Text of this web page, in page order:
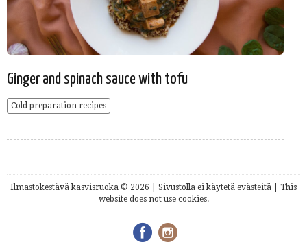
Ginger and spinach sauce with tofu
Cold preparation recipes
Ilmastokestävä kasvisruoka © 2026 | Sivustolla ei käytetä evästeitä | This
website does not use cookies.